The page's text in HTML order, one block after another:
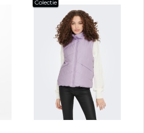
Colectie